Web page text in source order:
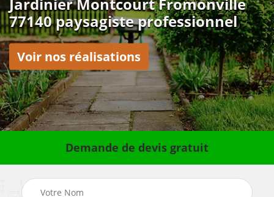
77140 paysagiste professionnel
Voir nos réalisations
Demande de devis gratuit